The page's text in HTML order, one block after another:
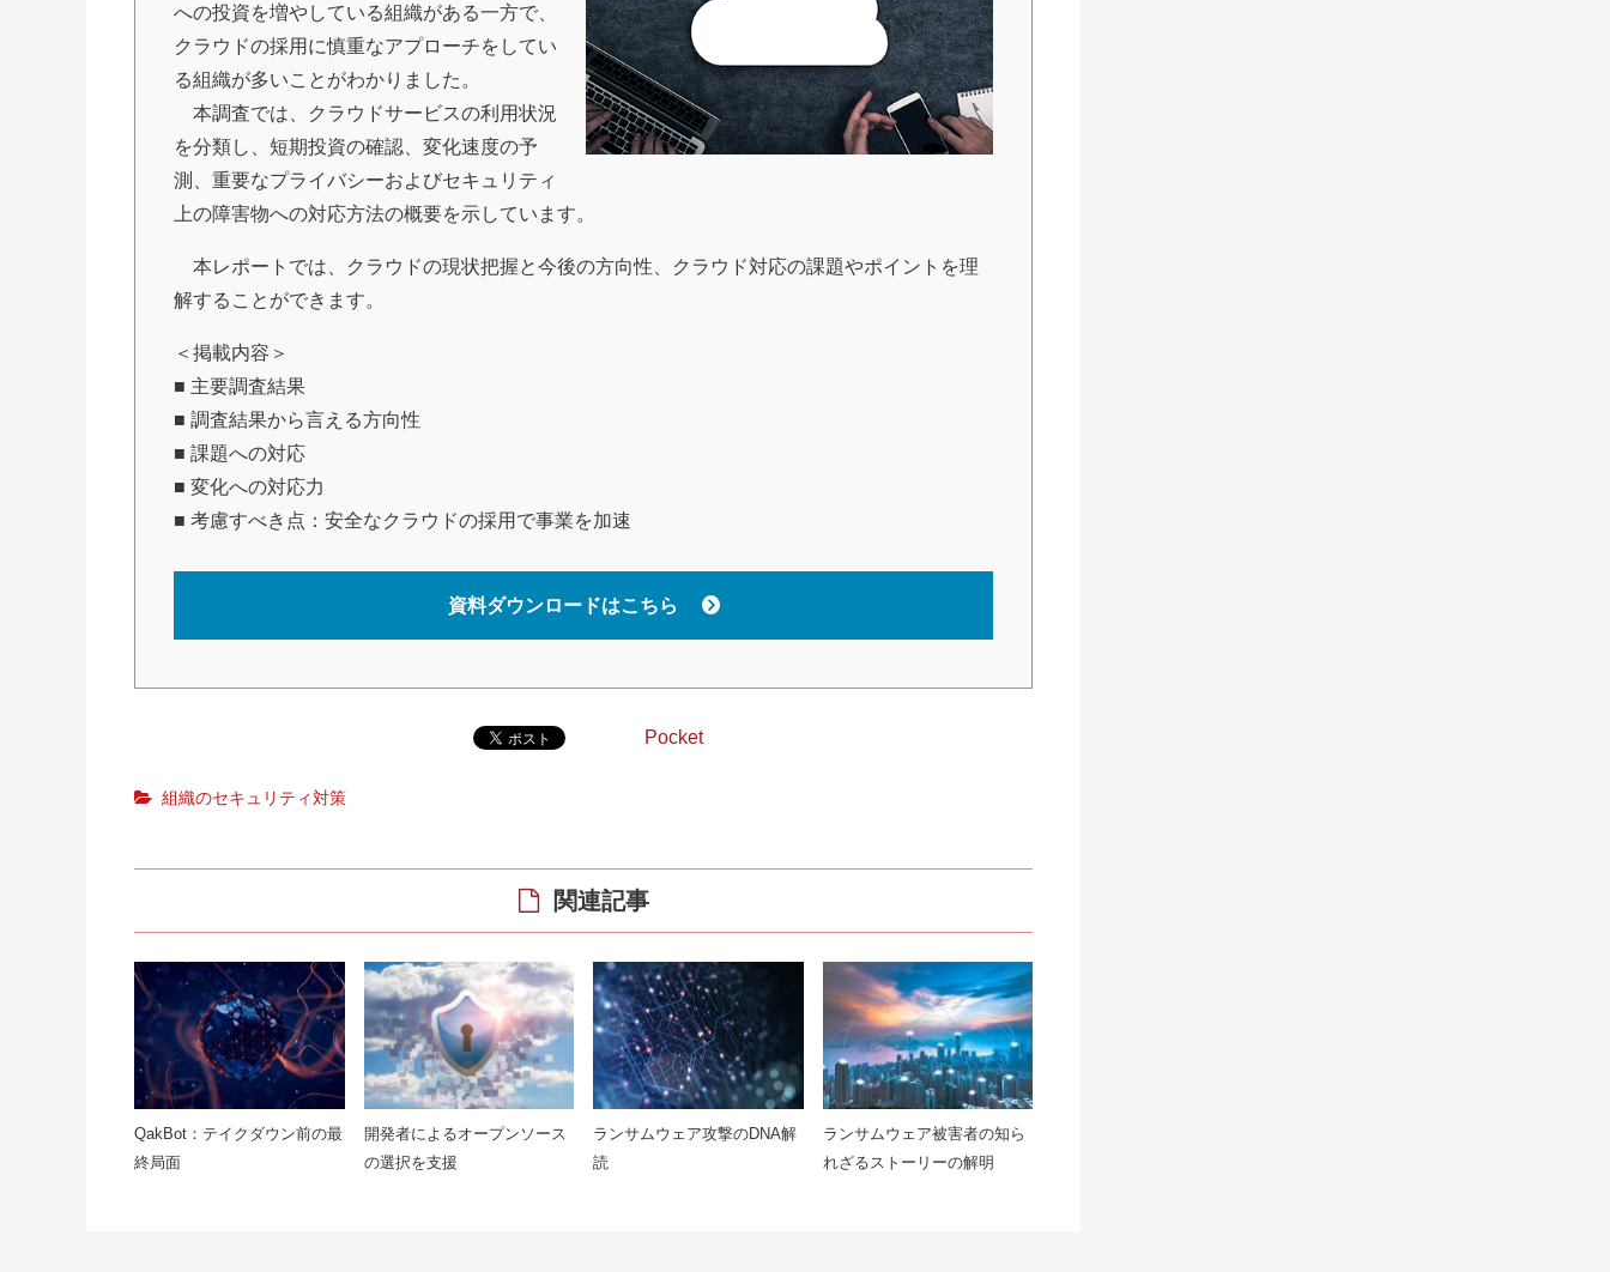
への投資を増やしている組織がある一方で、
クラウドの採用に慎重なアプローチをしてい
る組織が多いことがわかりました。
本調査では、クラウドサービスの利用状況
を分類し、短期投資の確認、変化速度の予
測、重要なプライバシーおよびセキュリティ
上の障害物への対応方法の概要を示しています。
本レポートでは、クラウドの現状把握と今後の方向性、クラウド対応の課題やポイントを理
解することができます。
＜掲載内容＞
■ 主要調査結果
■ 調査結果から言える方向性
■ 課題への対応
■ 変化への対応力
■ 考慮すべき点：安全なクラウドの採用で事業を加速
資料ダウンロードはこちら
Pocket
組織のセキュリティ対策
関連記事
QakBot：テイクダウン前の最
終局面
開発者によるオープンソース
の選択を支援
ランサムウェア攻撃のDNA解
読
ランサムウェア被害者の知ら
れざるストーリーの解明